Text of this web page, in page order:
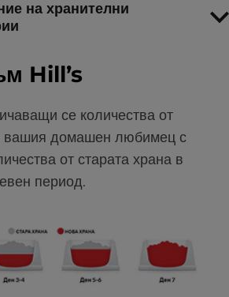
на хранителни
Hill’s
се количества от
вашия домашен любимец с
от старата храна в
период.